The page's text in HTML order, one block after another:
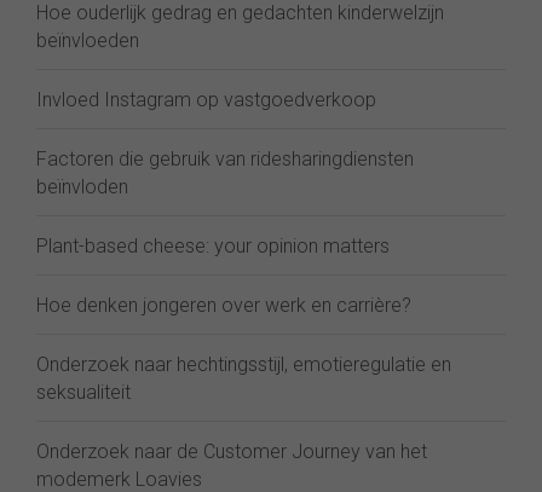
Hoe ouderlijk gedrag en gedachten kinderwelzijn
beïnvloeden
Invloed Instagram op vastgoedverkoop
Factoren die gebruik van ridesharingdiensten
beïnvloden
Plant-based cheese: your opinion matters
Hoe denken jongeren over werk en carrière?
Onderzoek naar hechtingsstijl, emotieregulatie en
seksualiteit
Onderzoek naar de Customer Journey van het
modemerk Loavies